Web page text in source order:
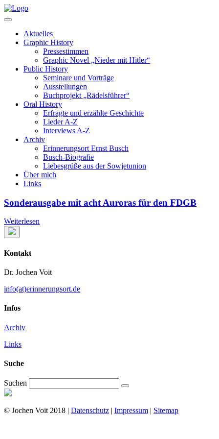
Aktuelles
Graphic History
Pressestimmen
Graphic Novel „Nieder mit Hitler“
Public History
Seminare und Vorträge
Ausstellungen
Buchprojekt „Rädelsführer“
Oral History
Erfragte und erzählte Geschichte
Lieder A-Z
Interviews A-Z
Archiv
Erinnerungsort Ernst Busch
Busch-Biografie
Liebesgrüße aus der Sowjetunion
Über mich
Links
Sonderausgabe mit acht Auroras für den FDGB
Weiterlesen
Kontakt
Dr. Jochen Voit
info(at)erinnerungsort.de
Infos
Archiv
Links
Suche
Suchen
© Jochen Voit 2018 | Datenschutz | Impressum | Sitemap